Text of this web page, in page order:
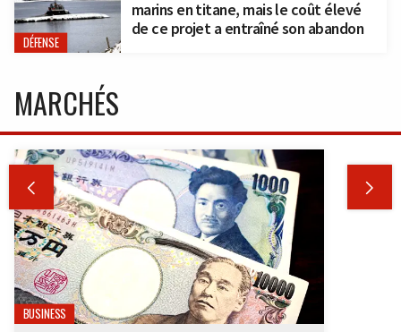
DÉFENSE
marins en titane, mais le coût élevé
de ce projet a entraîné son abandon
MARCHÉS
 
BUSINESS